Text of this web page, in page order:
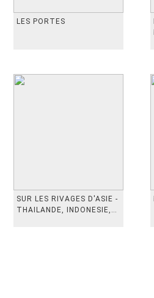
LES PORTES
SUR LES RIVAGES D'ASIE -
THAILANDE, INDONESIE,